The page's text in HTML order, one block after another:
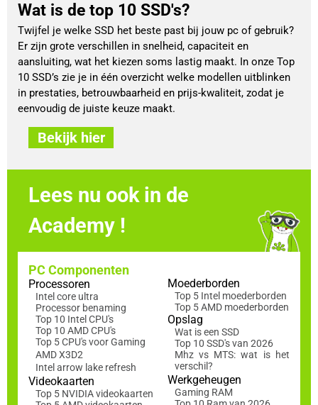
Wat is de top 10 SSD's?
Twijfel je welke SSD het beste past bij jouw pc of gebruik?
Er zijn grote verschillen in snelheid, capaciteit en
aansluiting, wat het kiezen soms lastig maakt. In onze Top
10 SSD’s zie je in één overzicht welke modellen uitblinken
in prestaties, betrouwbaarheid en prijs-kwaliteit, zodat je
eenvoudig de juiste keuze maakt.
Bekijk hier
Lees nu ook in de
Academy !
PC Componenten
Processoren
Intel core ultra
Processor benaming
Top 10 Intel CPU's
Top 10 AMD CPU's
Top 5 CPU's voor Gaming
AMD X3D2
Intel arrow lake refresh
Videokaarten
Top 5 NVIDIA videokaarten
Moederborden
Top 5 Intel moederborden
Top 5 AMD moederborden
Opslag
Wat is een SSD
Top 10 SSD's van 2026
Mhz vs MTS: wat is het
verschil?
Werkgeheugen
Gaming RAM